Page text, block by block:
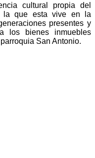
cultural propia del
la que esta vive en la
presentes y
los bienes inmuebles
San Antonio.